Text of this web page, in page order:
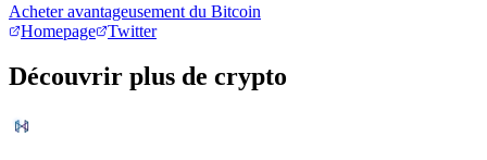
Acheter avantageusement du Bitcoin
Homepage
Twitter
Découvrir plus de crypto